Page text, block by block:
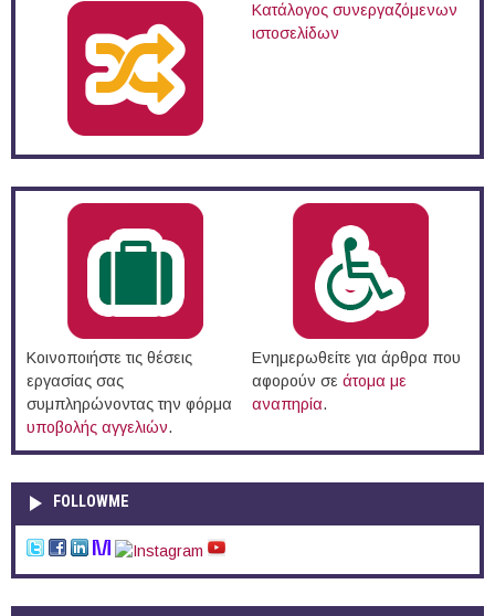
Κατάλογος συνεργαζόμενων
ιστοσελίδων
Κοινοποιήστε τις θέσεις
εργασίας σας
συμπληρώνοντας την φόρμα
υποβολής αγγελιών.
Ενημερωθείτε για άρθρα που
αφορούν σε άτομα με
αναπηρία.
FOLLOWME